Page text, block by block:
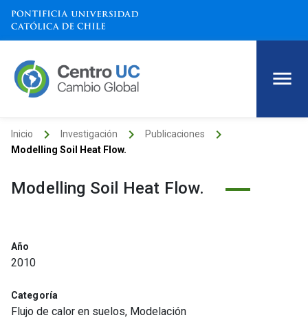
Inicio keyboard_arrow_right Investigación keyboard_arrow_right Publicaciones keyboard_arrow_right
Modelling Soil Heat Flow.
Modelling Soil Heat Flow.
Año
2010
Categoría
Flujo de calor en suelos, Modelación